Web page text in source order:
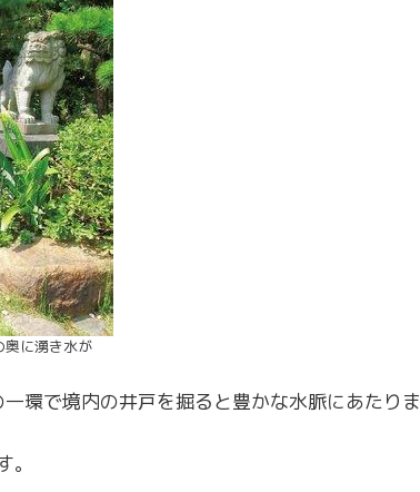
奥に湧き水が
環で境内の井戸を掘ると豊かな水脈にあたりま